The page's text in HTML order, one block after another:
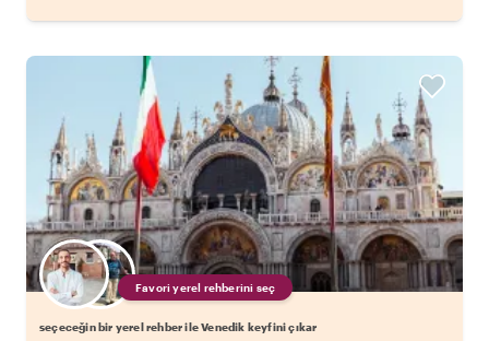
Favori yerel rehberini seç
seçeceğin bir yerel rehber ile Venedik keyfini çıkar